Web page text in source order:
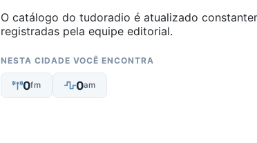
O catálogo do tudoradio é atualizado
registradas pela equipe editorial.
NESTA CIDADE VOCÊ ENCONTRA
0fm 0am